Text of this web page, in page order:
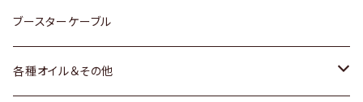
レクサス
スバル
マツダ
三菱
スバル
ダイハツ
マツダ
ダイハツ
マツダ
トヨタ
ホンダ
ブースターケーブル
各種オイル＆その他